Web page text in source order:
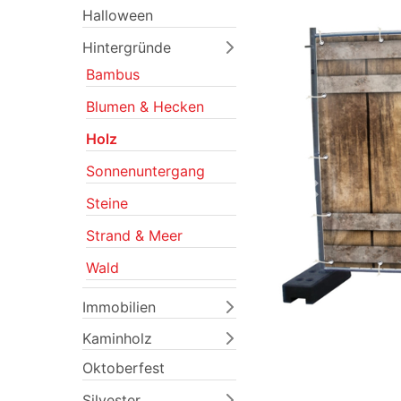
Halloween
Hintergründe
Bambus
Blumen & Hecken
Holz
Sonnenuntergang
Steine
Strand & Meer
Wald
Immobilien
Kaminholz
Oktoberfest
Previous